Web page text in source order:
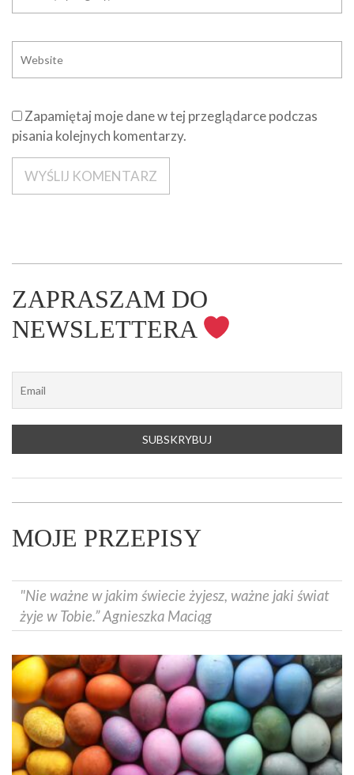
Zapamiętaj moje dane w tej przeglądarce podczas
pisania kolejnych komentarzy.
ZAPRASZAM DO
NEWSLETTERA
MOJE PRZEPISY
"Nie ważne w jakim świecie żyjesz, ważne jaki świat
żyje w Tobie.” Agnieszka Maciąg